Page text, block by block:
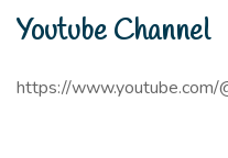
Youtube Channel
https://www.youtube.com/